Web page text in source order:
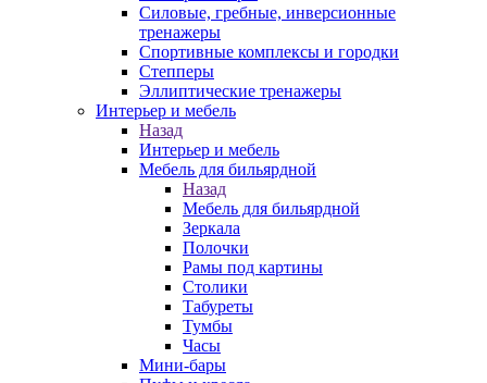
Силовые, гребные, инверсионные
тренажеры
Спортивные комплексы и городки
Степперы
Эллиптические тренажеры
Интерьер и мебель
Назад
Интерьер и мебель
Мебель для бильярдной
Назад
Мебель для бильярдной
Зеркала
Полочки
Рамы под картины
Столики
Табуреты
Тумбы
Часы
Мини-бары